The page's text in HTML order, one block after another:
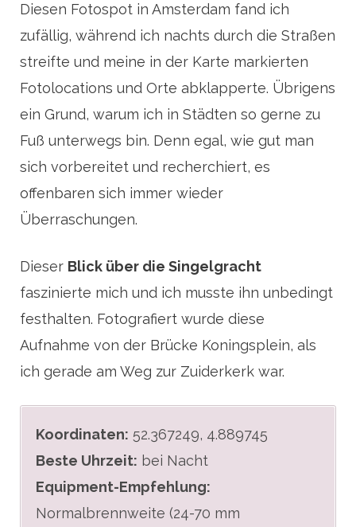
Diesen Fotospot in Amsterdam fand ich
zufällig, während ich nachts durch die Straßen
streifte und meine in der Karte markierten
Fotolocations und Orte abklapperte. Übrigens
ein Grund, warum ich in Städten so gerne zu
Fuß unterwegs bin. Denn egal, wie gut man
sich vorbereitet und recherchiert, es
offenbaren sich immer wieder
Überraschungen.
Dieser Blick über die Singelgracht
faszinierte mich und ich musste ihn unbedingt
festhalten. Fotografiert wurde diese
Aufnahme von der Brücke Koningsplein, als
ich gerade am Weg zur Zuiderkerk war.
Koordinaten: 52.367249, 4.889745
Beste Uhrzeit: bei Nacht
Equipment-Empfehlung:
Normalbrennweite (24-70 mm